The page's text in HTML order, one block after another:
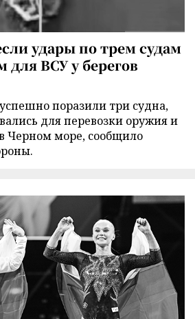
удары по трем судам
для ВСУ у берегов
поразили три судна,
для перевозки оружия и
Черном море, сообщило